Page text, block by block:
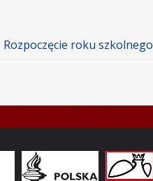
Rozpoczęcie roku szkolnego